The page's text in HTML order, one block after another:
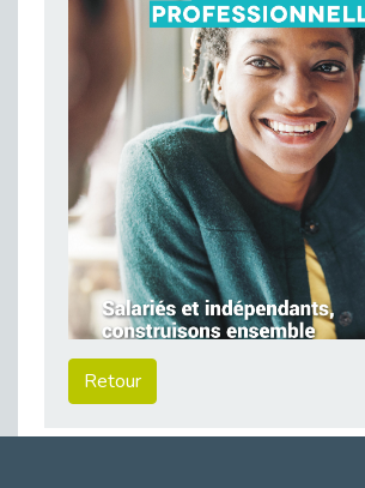
Publié le 20/04/2026
Publié le 20/04/2026
Publié le 20/04/2026
Publié le 13/04/2026
Publié le 13/04/2026
Retour